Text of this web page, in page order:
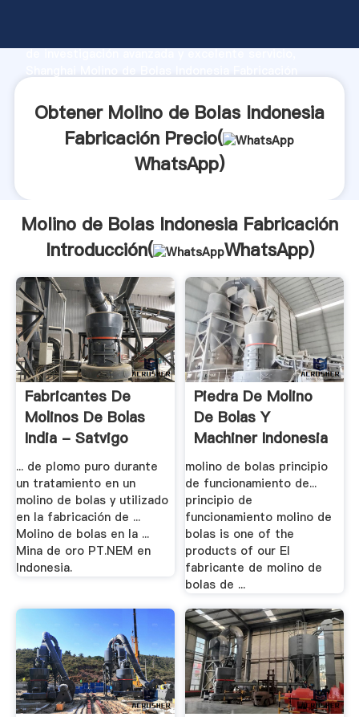
de investigación avanzada y excelente servicio,
clientes.
Obtener Molino de Bolas Indonesia
Fabricación Precio(
WhatsApp)
Molino de Bolas Indonesia Fabricación
Introducción(
WhatsApp)
Fabricantes De
Molinos De Bolas
India - Satvigo
... de plomo puro durante
un tratamiento en un
molino de bolas y utilizado
en la fabricación de ...
Molino de bolas en la ...
Mina de oro PT.NEM en
Indonesia.
Piedra De Molino
De Bolas Y
Machiner Indonesia
molino de bolas principio
de funcionamiento de...
principio de
funcionamiento molino de
bolas is one of the
products of our El
fabricante de molino de
bolas de ...